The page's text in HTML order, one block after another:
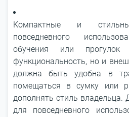
Компактные и
повседневного
обучения или
функциональность, но и
должна быть удобна в
помещаться в сумку или
дополнять стиль владельца.
для повседневного